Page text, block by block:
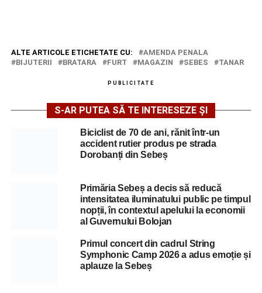
ALTE ARTICOLE ETICHETATE CU:
AMENDA PENALA
BIJUTERII
BRATARA FURT MAGAZIN SEBES TANAR
PUBLICITATE
S-AR PUTEA SĂ TE INTERESEZE ȘI
Biciclist de 70 de ani, rănit într-un
accident rutier produs pe strada
Dorobanți din Sebeș
Primăria Sebeș a decis să reducă
intensitatea iluminatului public pe timpul
nopții, în contextul apelului la economii
al Guvernului Bolojan
Primul concert din cadrul String
Symphonic Camp 2026 a adus emoție și
aplauze la Sebeș